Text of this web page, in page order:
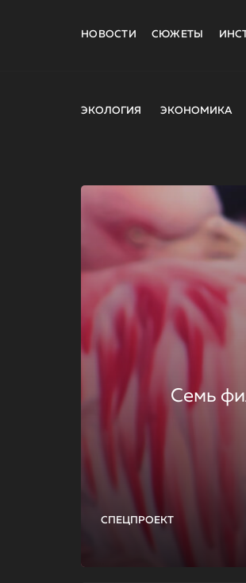
НОВОСТИ СЮЖЕТЫ
ЭКОЛОГИЯ ЭКОНОМИКА
СПЕЦПРОЕКТ
Семь